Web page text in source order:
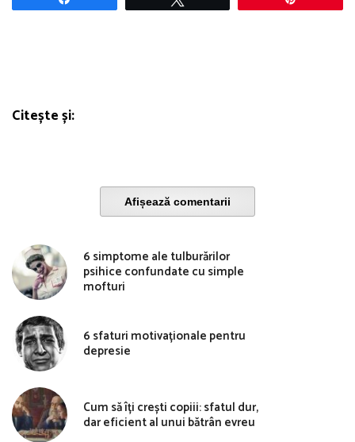
Citește și:
Afișează comentarii
6 simptome ale tulburărilor
psihice confundate cu simple
mofturi
6 sfaturi motivaționale pentru
depresie
Cum să îți crești copiii: sfatul dur,
dar eficient al unui bătrân evreu